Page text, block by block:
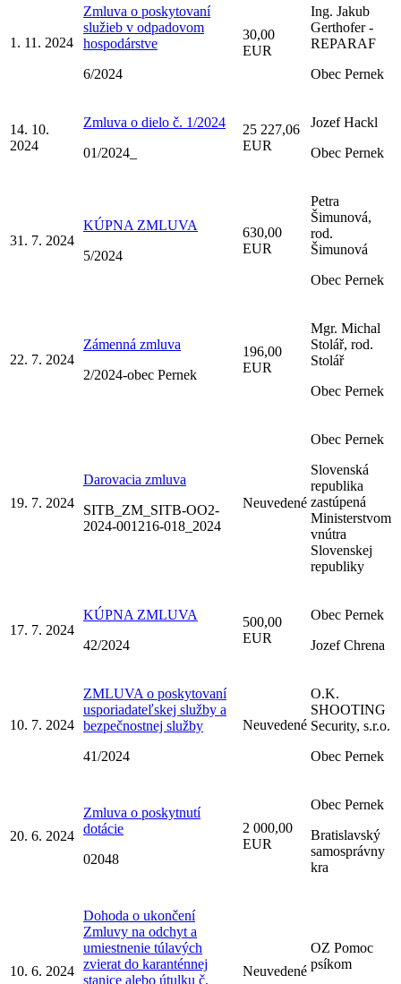
1. 11. 2024
Zmluva o poskytovaní
služieb v odpadovom
hospodárstve
6/2024
30,00
EUR
Ing. Jakub
Gerthofer -
REPARAF
Obec Pernek
14. 10.
2024
Zmluva o dielo č. 1/2024
01/2024_
25 227,06
EUR
Jozef Hackl
Obec Pernek
31. 7. 2024
KÚPNA ZMLUVA
5/2024
630,00
EUR
Petra
Šimunová,
rod.
Šimunová
Obec Pernek
22. 7. 2024
Zámenná zmluva
2/2024-obec Pernek
196,00
EUR
Mgr. Michal
Stolář, rod.
Stolář
Obec Pernek
19. 7. 2024
Darovacia zmluva
SITB_ZM_SITB-OO2-
2024-001216-018_2024
Neuvedené
Obec Pernek
Slovenská
republika
zastúpená
Ministerstvom
vnútra
Slovenskej
republiky
17. 7. 2024
KÚPNA ZMLUVA
42/2024
500,00
EUR
Obec Pernek
Jozef Chrena
10. 7. 2024
ZMLUVA o poskytovaní
usporiadateľskej služby a
bezpečnostnej služby
41/2024
Neuvedené
O.K.
SHOOTING
Security, s.r.o.
Obec Pernek
20. 6. 2024
Zmluva o poskytnutí
dotácie
02048
2 000,00
EUR
Obec Pernek
Bratislavský
samosprávny
kra
10. 6. 2024
Dohoda o ukončení
Zmluvy na odchyt a
umiestnenie túlavých
zvierat do karanténnej
stanice alebo útulku č.
Neuvedené
OZ Pomoc
psíkom